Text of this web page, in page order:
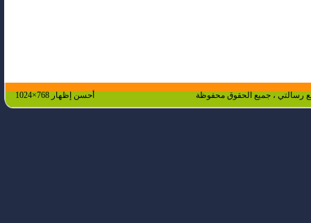
أحسن إظهار 768×1024 رسالتي ، جميع الحقوق محفوظة